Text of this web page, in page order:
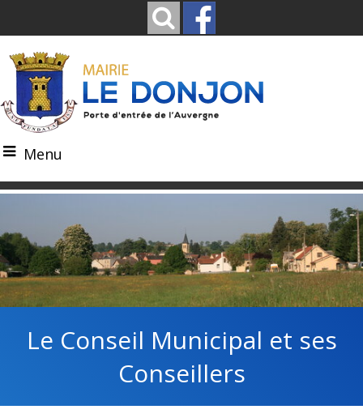
Menu
Le Conseil Municipal et ses
Conseillers